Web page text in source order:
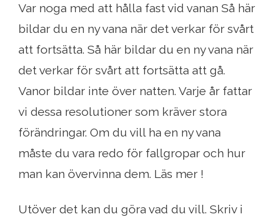
Var noga med att hålla fast vid vanan Så här
bildar du en ny vana när det verkar för svårt
att fortsätta. Så här bildar du en ny vana när
det verkar för svårt att fortsätta att gå.
Vanor bildar inte över natten. Varje år fattar
vi dessa resolutioner som kräver stora
förändringar. Om du vill ha en ny vana
måste du vara redo för fallgropar och hur
man kan övervinna dem. Läs mer !
Utöver det kan du göra vad du vill. Skriv i